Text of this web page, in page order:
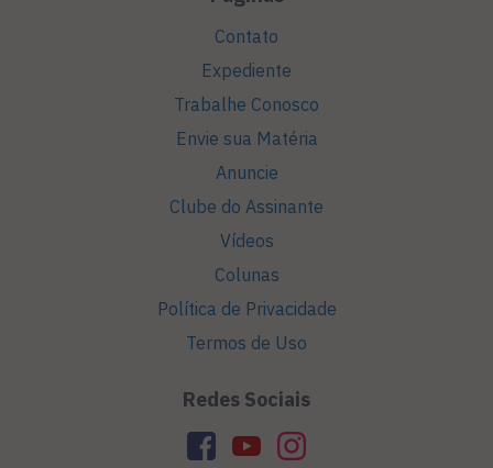
Contato
Expediente
Trabalhe Conosco
Envie sua Matéria
Anuncie
Clube do Assinante
Vídeos
Colunas
Política de Privacidade
Termos de Uso
Redes Sociais